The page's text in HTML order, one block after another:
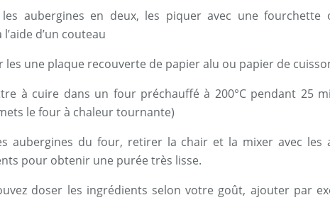
les aubergines en deux, les piquer avec une fourchette
d’un couteau
les une plaque recouverte de papier alu ou papier de
à cuire dans un four préchauffé à 200°C pendant 25
le four à chaleur tournante)
aubergines du four, retirer la chair et la mixer avec les
pour obtenir une purée très lisse.
doser les ingrédients selon votre goût, ajouter par